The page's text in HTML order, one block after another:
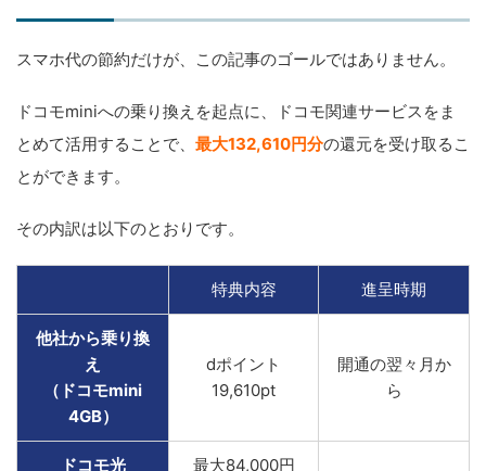
スマホ代の節約だけが、この記事のゴールではありません。
ドコモminiへの乗り換えを起点に、ドコモ関連サービスをま
とめて活用することで、 最大132,610円分の還元を受け取るこ
とができます。
その内訳は以下のとおりです。
特典内容 進呈時期
他社から乗り換
え
（ドコモmini
4GB）
dポイント
19,610pt
開通の翌々月か
ら
ドコモ光 最大84,000円